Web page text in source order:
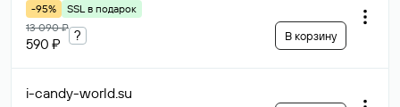
-95%
SSL в подарок
13 090 ₽
590 ₽
? В корзину
i-candy-world.su